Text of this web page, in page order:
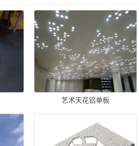
艺术天花铝单板